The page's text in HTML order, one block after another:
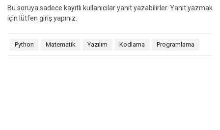
Bu soruya sadece kayıtlı kullanıcılar yanıt yazabilirler. Yanıt yazmak
için lütfen giriş yapınız.
Python Matematik Yazılım Kodlama Programlama